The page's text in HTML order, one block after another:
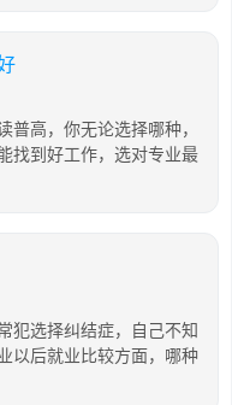
普高，你无论选择哪种，
找到好工作，选对专业最
犯选择纠结症，自己不知
以后就业比较方面，哪种